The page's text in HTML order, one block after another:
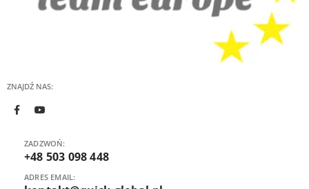
ZNAJDŹ NAS:
ZADZWOŃ:
+48 503 098 448
ADRES EMAIL: